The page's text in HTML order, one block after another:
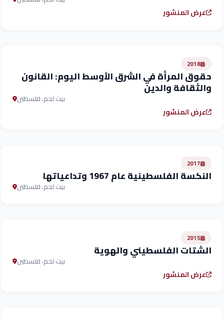
عرض المنشور
2018
حقوق المرأة في الشرق الأوسط اليوم: القانون
والثقافة والدين
بيت لحم، فلسطين
عرض المنشور
2017
النكسة الفلسطينية عام 1967 وتداعياتها
بيت لحم، فلسطين
2015
الشتات الفلسطيني والهوية
بيت لحم، فلسطين
عرض المنشور